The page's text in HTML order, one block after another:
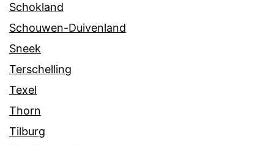
Schokland
Schouwen-Duivenland
Sneek
Terschelling
Texel
Thorn
Tilburg